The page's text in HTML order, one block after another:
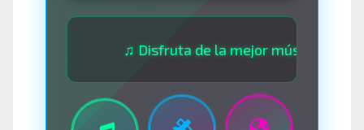
♫ Disfruta de la mejor música las 24 horas